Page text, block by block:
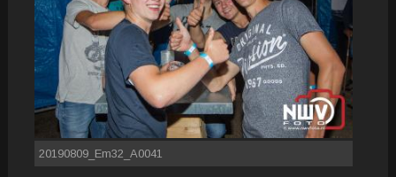
20190809_Em32_A0041